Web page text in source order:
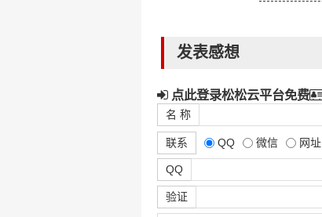
发表感想
点此登录松松云平台免费
名 称
联系 QQ 微信 网址
QQ
验证